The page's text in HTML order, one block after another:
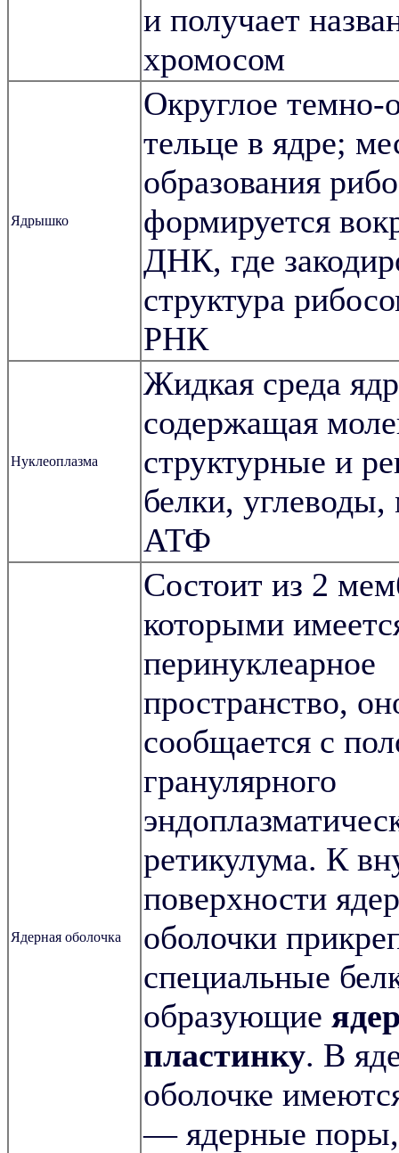
и получает
хромосом
Ядрышко
Округлое темно-
тельце в ядре;
образования
формируется
ДНК, где
структура
РНК
Нуклеоплазма
Жидкая среда
содержащая
структурные и
белки,
АТФ
Ядерная оболочка
Состоит из 2
которыми
перинуклеарное
пространство,
сообщается с
гранулярного
ретикулума. К
поверхности
оболочки
специальные
образующие
пластинку. В
оболочке
— ядерные поры,